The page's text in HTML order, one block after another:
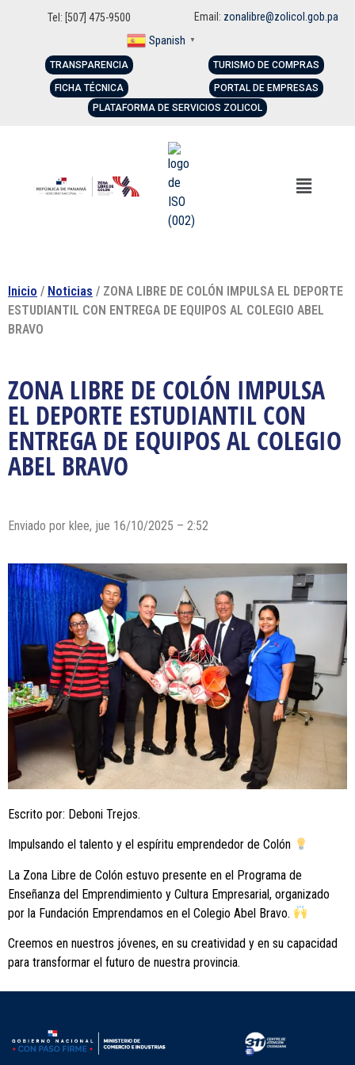
Tel: [507] 475-9500 Email: zonalibre@zolicol.gob.pa
Spanish ▼
TRANSPARENCIA
FICHA TÉCNICA
TURISMO DE COMPRAS
PORTAL DE EMPRESAS
PLATAFORMA DE SERVICIOS ZOLICOL
Inicio / Noticias / ZONA LIBRE DE COLÓN IMPULSA EL DEPORTE
ESTUDIANTIL CON ENTREGA DE EQUIPOS AL COLEGIO ABEL
BRAVO
ZONA LIBRE DE COLÓN IMPULSA
EL DEPORTE ESTUDIANTIL CON
ENTREGA DE EQUIPOS AL COLEGIO
ABEL BRAVO
Enviado por klee, jue 16/10/2025 – 2:52
Escrito por: Deboni Trejos.
Impulsando el talento y el espíritu emprendedor de Colón
La Zona Libre de Colón estuvo presente en el Programa de
Enseñanza del Emprendimiento y Cultura Empresarial, organizado
por la Fundación Emprendamos en el Colegio Abel Bravo.
Creemos en nuestros jóvenes, en su creatividad y en su capacidad
para transformar el futuro de nuestra provincia.